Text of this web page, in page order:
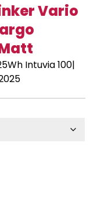
Vario
Intuvia 100|